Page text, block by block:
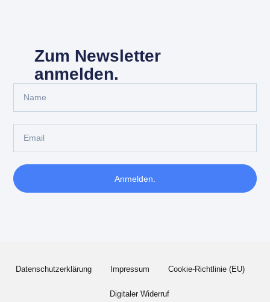
Zum Newsletter
anmelden.
Anmelden.
Datenschutzerklärung Impressum Cookie-Richtlinie (EU)
Digitaler Widerruf